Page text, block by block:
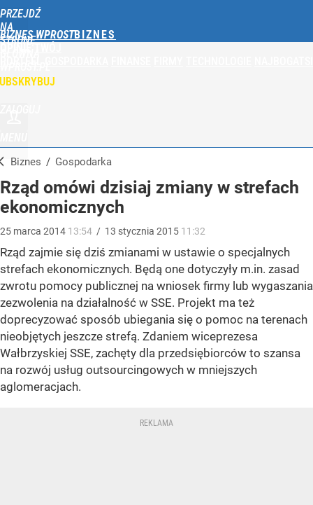
PRZEJDŹ
NA
STRONĘ
BIZNES WPROST
Biznes / Gospodarka
Rząd omówi dzisiaj zmiany w strefach
ekonomicznych
25 marca 2014 13:54 / 13 stycznia 2015 11:32
Rząd zajmie się dziś zmianami w ustawie o specjalnych
strefach ekonomicznych. Będą one dotyczyły m.in. zasad
zwrotu pomocy publicznej na wniosek firmy lub wygaszania
zezwolenia na działalność w SSE. Projekt ma też
doprecyzować sposób ubiegania się o pomoc na terenach
nieobjętych jeszcze strefą. Zdaniem wiceprezesa
Wałbrzyskiej SSE, zachęty dla przedsiębiorców to szansa
na rozwój usług outsourcingowych w mniejszych
aglomeracjach.